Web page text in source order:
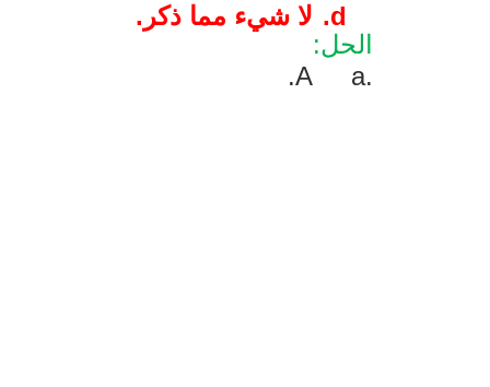
d.
لا شيء مما ذكر.
الحل:
a.
A
.